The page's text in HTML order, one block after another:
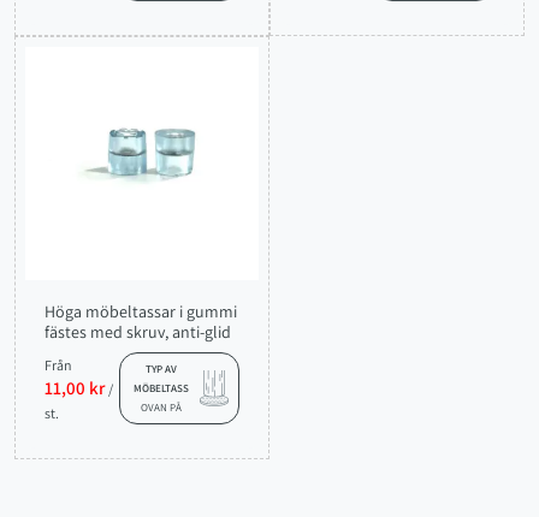
Höga möbeltassar i gummi
fästes med skruv, anti-glid
Från
11,00 kr /
st.
TYP AV
MÖBELTASS
OVAN PÅ